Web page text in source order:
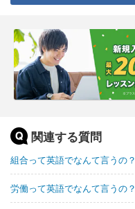
関連する質問
組合って英語でなんて言うの？
労働って英語でなんて言うの？